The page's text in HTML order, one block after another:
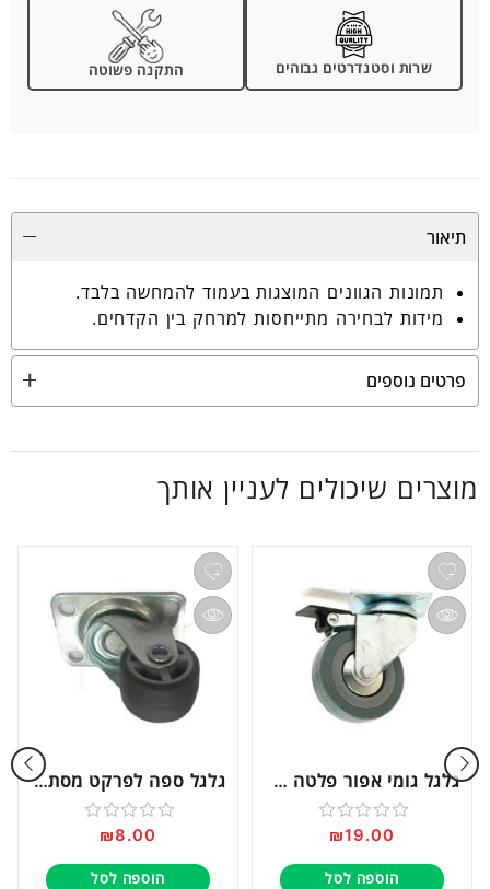
שרות וסטנדרטים גבוהים התקנה פשוטה
תיאור
תמונות הגוונים המוצגות בעמוד להמחשה בלבד.
מידות לבחירה מתייחסות למרחק בין הקדחים.
פרטים נוספים
מוצרים שיכולים לעניין אותך
גלגל גומי אפור פלטה עם מעצור “3 דגם 15019
דורג
0
₪19.00
הוספה לסל
גלגל ספה לפרקט מסתובב דגם 15600
דורג
0
₪8.00
הוספה לסל